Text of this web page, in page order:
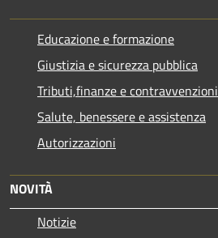
Educazione e formazione
Giustizia e sicurezza pubblica
Tributi,finanze e contravvenzioni
Salute, benessere e assistenza
Autorizzazioni
NOVITÀ
Notizie